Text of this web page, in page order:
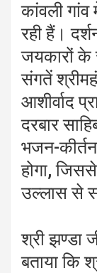
कांवली गांव
रही हैं।
जयकारों के
संगतें
आशीर्वाद
दरबार
भजन-
होगा,
उल्लास से
श्री झण्डा
बताया कि